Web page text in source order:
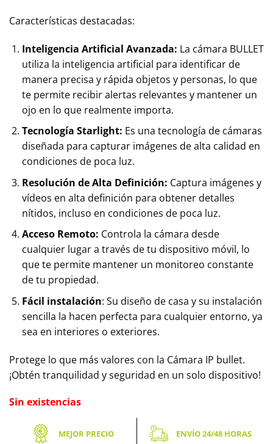
Características destacadas:
Inteligencia Artificial Avanzada: La cámara BULLET
utiliza la inteligencia artificial para identificar de
manera precisa y rápida objetos y personas, lo que
te permite recibir alertas relevantes y mantener un
ojo en lo que realmente importa.
Tecnología Starlight: Es una tecnología de cámaras
diseñada para capturar imágenes de alta calidad en
condiciones de poca luz.
Resolución de Alta Definición: Captura imágenes y
vídeos en alta definición para obtener detalles
nítidos, incluso en condiciones de poca luz.
Acceso Remoto: Controla la cámara desde
cualquier lugar a través de tu dispositivo móvil, lo
que te permite mantener un monitoreo constante
de tu propiedad.
Fácil instalación: Su diseño de casa y su instalación
sencilla la hacen perfecta para cualquier entorno, ya
sea en interiores o exteriores.
Protege lo que más valores con la Cámara IP bullet.
¡Obtén tranquilidad y seguridad en un solo dispositivo!
Sin existencias
MEJOR PRECIO
ENVÍO 24/48 HORAS